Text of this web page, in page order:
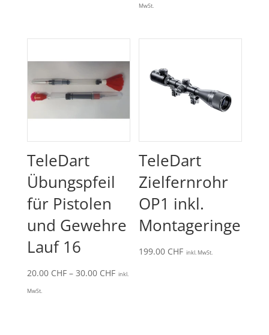
MwSt.
TeleDart
Übungspfeil
für Pistolen
und Gewehre
Lauf 16
20.00 CHF – 30.00 CHFPreisspanne:
inkl.
MwSt.
TeleDart
Zielfernrohr
OP1 inkl.
Montageringe
199.00 CHF inkl. MwSt.